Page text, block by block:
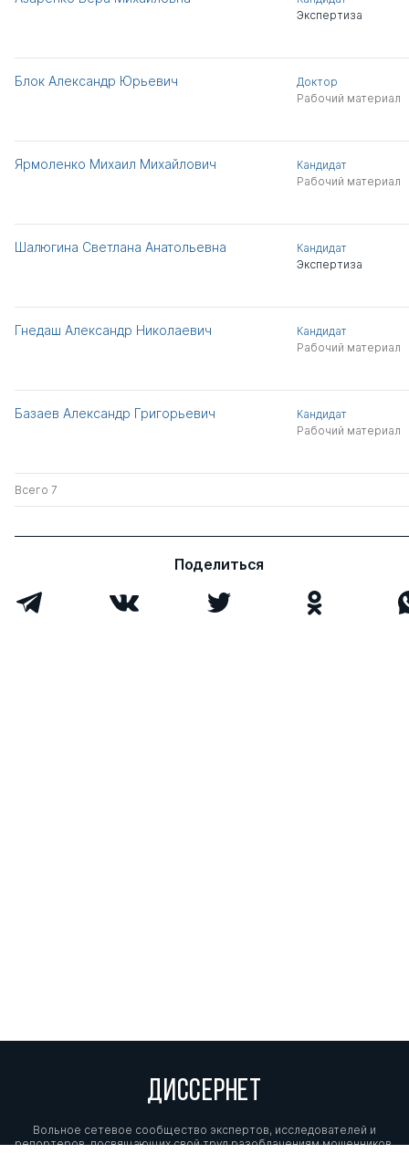
Экспертиза
Блок Александр Юрьевич
Доктор
Рабочий материал
Ярмоленко Михаил Михайлович
Кандидат
Рабочий материал
Шалюгина Светлана Анатольевна
Кандидат
Экспертиза
Гнедаш Александр Николаевич
Кандидат
Рабочий материал
Базаев Александр Григорьевич
Кандидат
Рабочий материал
Всего 7
Поделиться
ДИССЕРНЕТ
Вольное сетевое сообщество экспертов, исследователей и
репортеров, посвящающих свой труд разоблачениям мошенников,